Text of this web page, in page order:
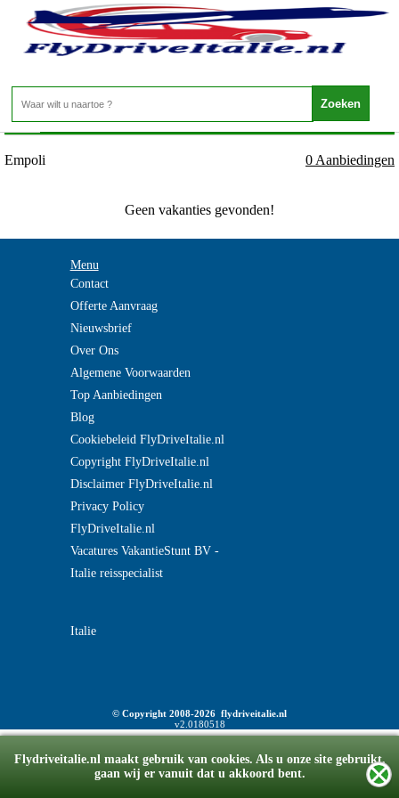
Flydriveitalie.nl maakt gebruik van cookies. Als u onze site gebruikt,
gaan wij er vanuit dat u akkoord bent.
Italie - TOSCANE - Empoli
Home>
Empoli 0 Aanbiedingen
Geen vakanties gevonden!
Menu
Contact
Offerte Aanvraag
Nieuwsbrief
Over Ons
Algemene Voorwaarden
Top Aanbiedingen
Blog
Cookiebeleid FlyDriveItalie.nl
Copyright FlyDriveItalie.nl
Disclaimer FlyDriveItalie.nl
Privacy Policy
FlyDriveItalie.nl
Vacatures VakantieStunt BV -
Italie reisspecialist
Italie
© Copyright 2008-2026 flydriveitalie.nl
v2.0180518